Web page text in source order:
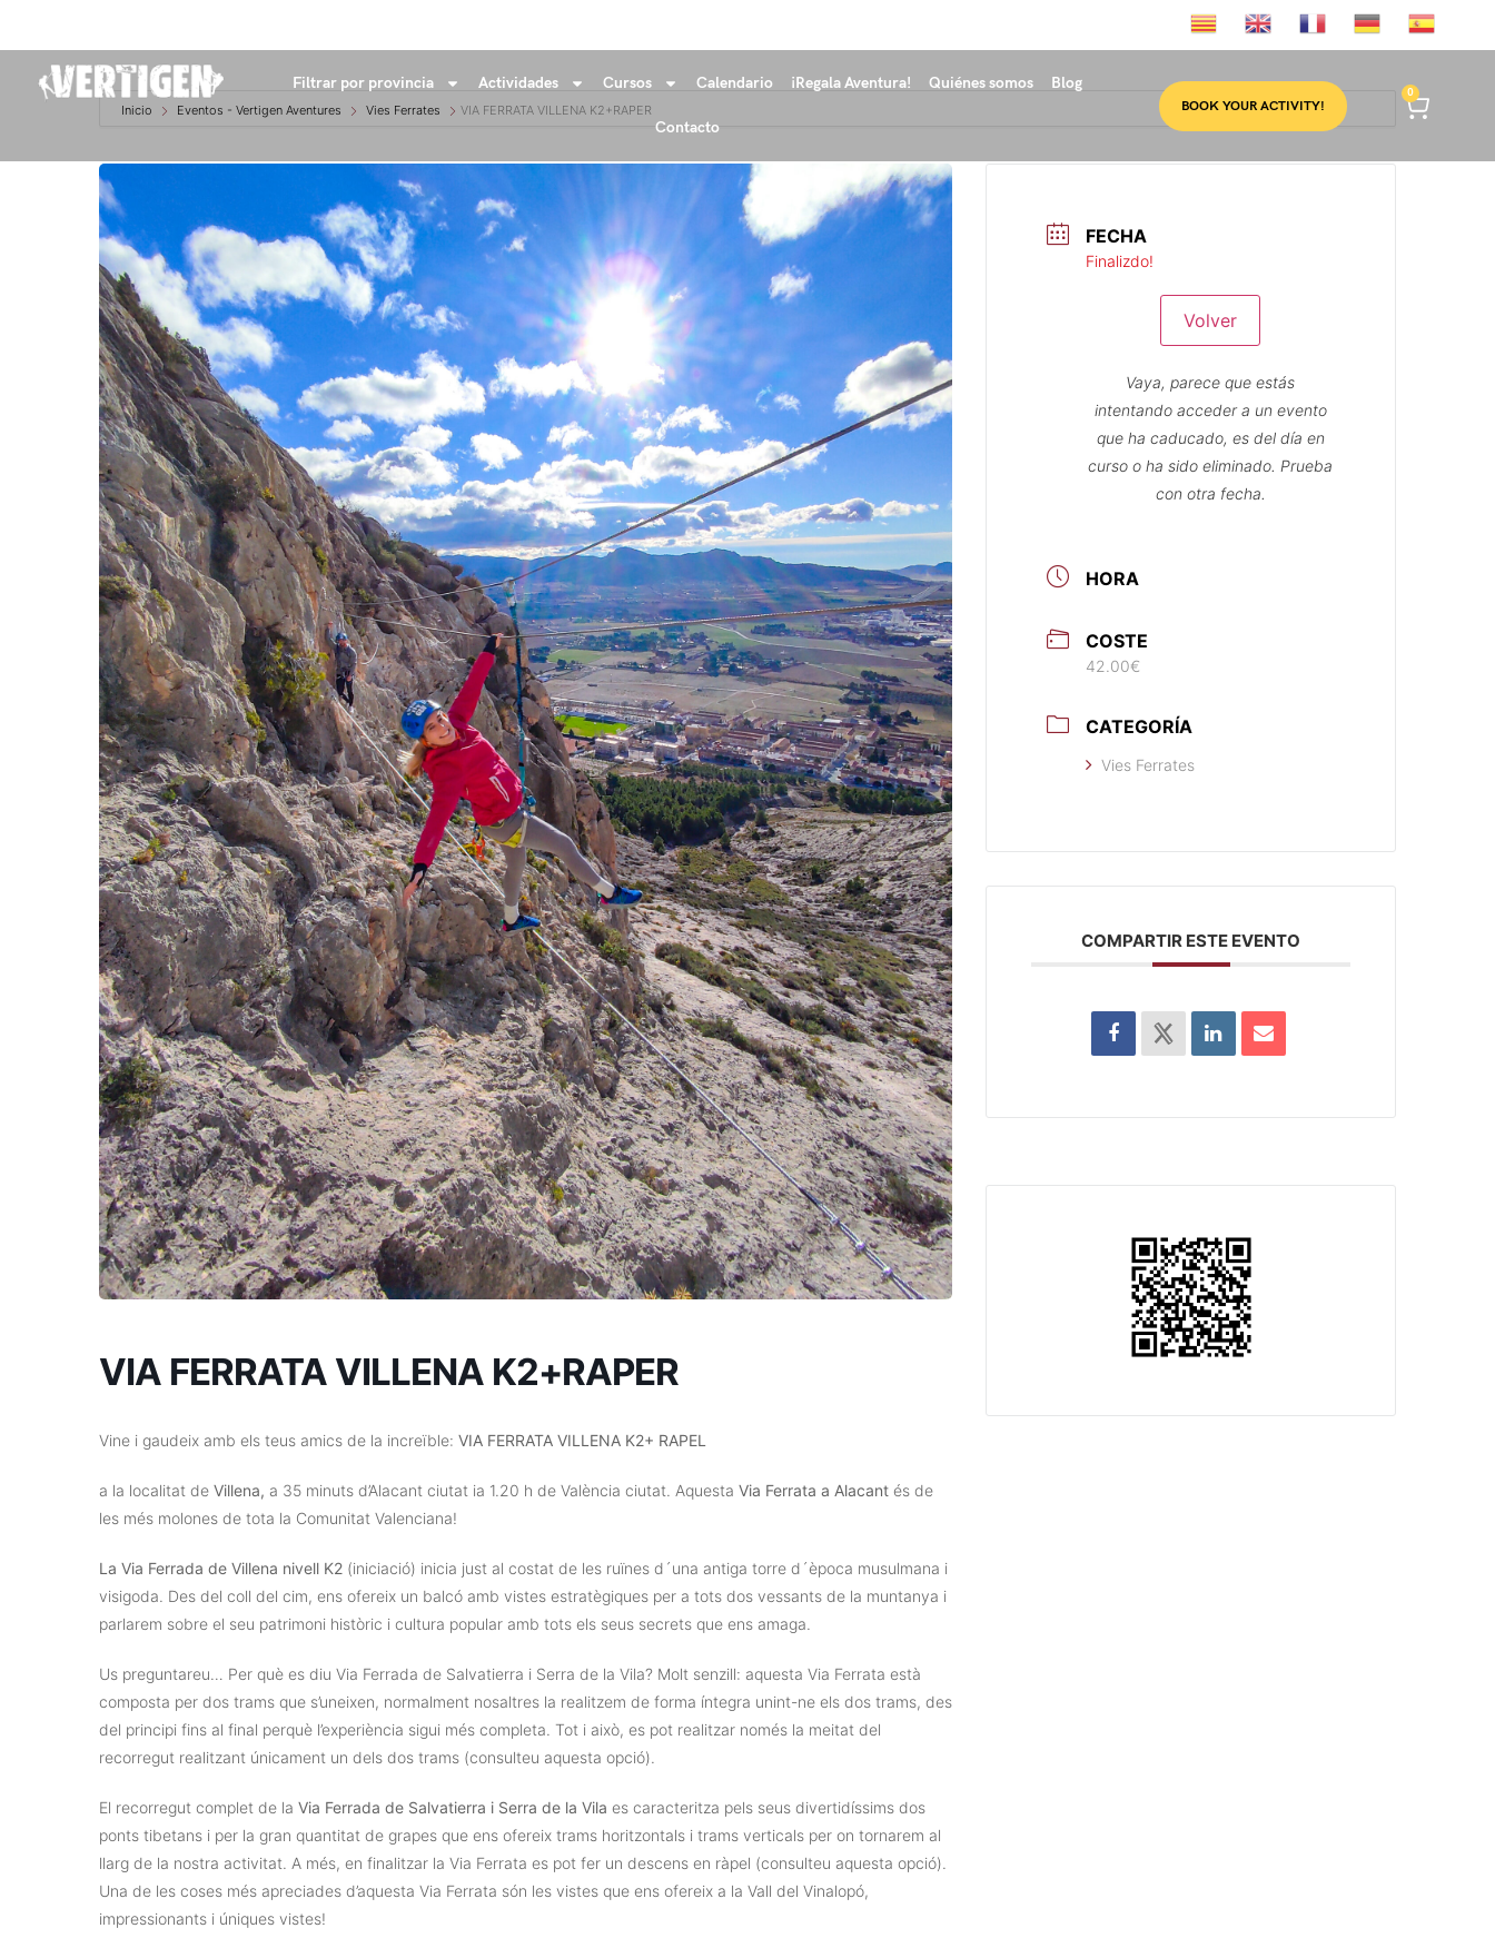
Filtrar por provincia Actividades Cursos Calendario ¡Regala Aventura! Quiénes somos Blog
Contacto
BOOK YOUR ACTIVITY!
0
Inicio Eventos - Vertigen Aventures Vies Ferrates VIA FERRATA VILLENA K2+RAPER
VIA FERRATA VILLENA K2+RAPER
Vine i gaudeix amb els teus amics de la increïble: VIA FERRATA VILLENA K2+ RAPEL
a la localitat de Villena, a 35 minuts d’Alacant ciutat ia 1.20 h de València ciutat. Aquesta Via Ferrata a Alacant és de
les més molones de tota la Comunitat Valenciana!
La Via Ferrada de Villena nivell K2 (iniciació) inicia just al costat de les ruïnes d´una antiga torre d´època musulmana i
visigoda. Des del coll del cim, ens ofereix un balcó amb vistes estratègiques per a tots dos vessants de la muntanya i
parlarem sobre el seu patrimoni històric i cultura popular amb tots els seus secrets que ens amaga.
Us preguntareu… Per què es diu Via Ferrada de Salvatierra i Serra de la Vila? Molt senzill: aquesta Via Ferrata està
composta per dos trams que s’uneixen, normalment nosaltres la realitzem de forma íntegra unint-ne els dos trams, des
del principi fins al final perquè l’experiència sigui més completa. Tot i això, es pot realitzar només la meitat del
recorregut realitzant únicament un dels dos trams (consulteu aquesta opció).
El recorregut complet de la Via Ferrada de Salvatierra i Serra de la Vila es caracteritza pels seus divertidíssims dos
ponts tibetans i per la gran quantitat de grapes que ens ofereix trams horitzontals i trams verticals per on tornarem al
llarg de la nostra activitat. A més, en finalitzar la Via Ferrata es pot fer un descens en ràpel (consulteu aquesta opció).
Una de les coses més apreciades d’aquesta Via Ferrata són les vistes que ens ofereix a la Vall del Vinalopó,
impressionants i úniques vistes!
FECHA
Finalizdo!
Volver
Vaya, parece que estás
intentando acceder a un evento
que ha caducado, es del día en
curso o ha sido eliminado. Prueba
con otra fecha.
HORA
COSTE
42.00€
CATEGORÍA
Vies Ferrates
COMPARTIR ESTE EVENTO